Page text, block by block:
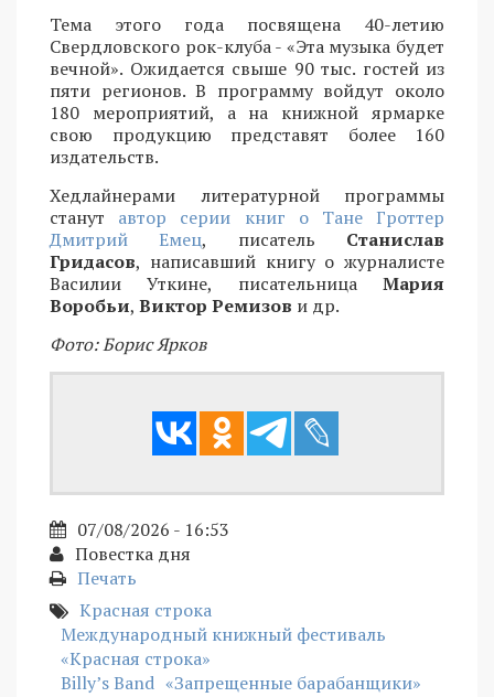
Тема этого года посвящена 40-летию
Свердловского рок-клуба - «Эта музыка будет
вечной». Ожидается свыше 90 тыс. гостей из
пяти регионов. В программу войдут около
180 мероприятий, а на книжной ярмарке
свою продукцию представят более 160
издательств.
Хедлайнерами литературной программы
станут автор серии книг о Тане Гроттер
Дмитрий Емец, писатель Станислав
Гридасов, написавший книгу о журналисте
Василии Уткине, писательница Мария
Воробьи, Виктор Ремизов и др.
Фото: Борис Ярков
07/08/2026 - 16:53
Повестка дня
Печать
Красная строка
Международный книжный фестиваль
«Красная строка»
Billy’s Band «Запрещенные барабанщики»